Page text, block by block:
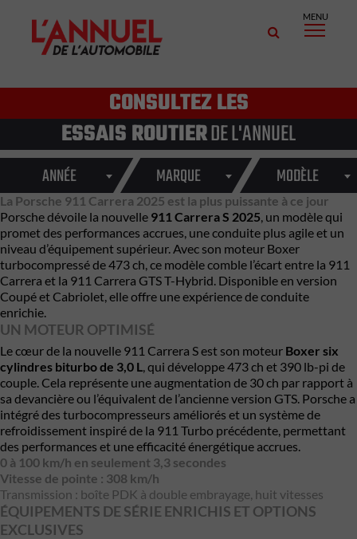
MENU
CONSULTEZ LES
ESSAIS ROUTIERDE L'ANNUEL
ANNÉE MARQUE MODÈLE
La Porsche 911 Carrera 2025 est la plus puissante à ce jour
Porsche dévoile la nouvelle 911 Carrera S 2025, un modèle qui
promet des performances accrues, une conduite plus agile et un
niveau d’équipement supérieur. Avec son moteur Boxer
turbocompressé de 473 ch, ce modèle comble l’écart entre la 911
Carrera et la 911 Carrera GTS T-Hybrid. Disponible en version
Coupé et Cabriolet, elle offre une expérience de conduite
enrichie.
UN MOTEUR OPTIMISÉ
Le cœur de la nouvelle 911 Carrera S est son moteur Boxer six
cylindres biturbo de 3,0 L, qui développe 473 ch et 390 lb-pi de
couple. Cela représente une augmentation de 30 ch par rapport à
sa devancière ou l’équivalent de l’ancienne version GTS. Porsche a
intégré des turbocompresseurs améliorés et un système de
refroidissement inspiré de la 911 Turbo précédente, permettant
des performances et une efficacité énergétique accrues.
0 à 100 km/h en seulement 3,3 secondes
Vitesse de pointe : 308 km/h
Transmission : boîte PDK à double embrayage, huit vitesses
ÉQUIPEMENTS DE SÉRIE ENRICHIS ET OPTIONS
EXCLUSIVES